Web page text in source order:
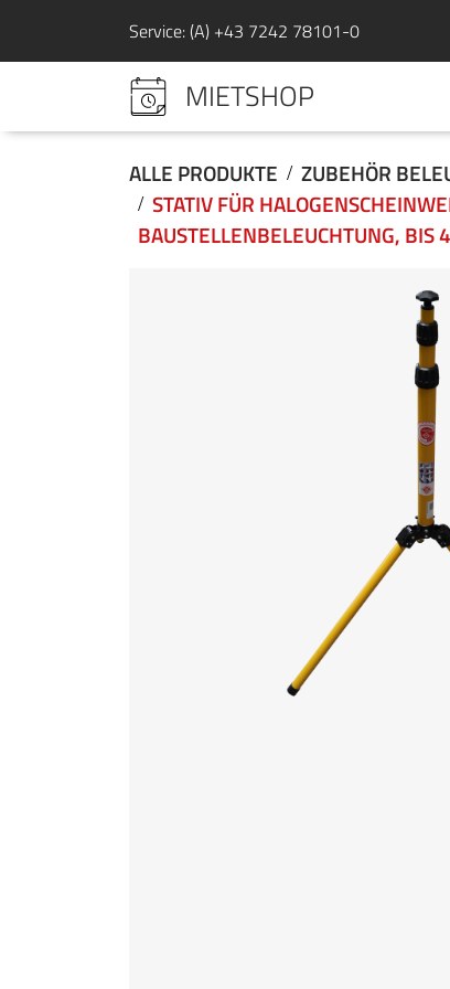
Service: (A) +43 7242 78101-0
MIETSHOP
ALLE PRODUKTE
ZUBEHÖR
STATIV FÜR
BAUSTELLENBELEUCHTUNG, BIS